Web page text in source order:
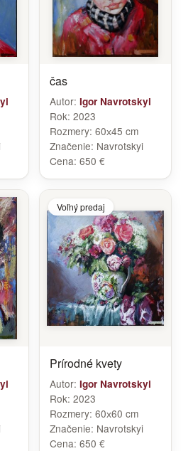
čas
Autor: Igor Navrotskyi
Rok: 2023
Rozmery: 60х45 cm
Značenie: Navrotskyi
Cena: 650 €
Voľný predaj
Prírodné kvety
Autor: Igor Navrotskyi
Rok: 2023
Rozmery: 60х60 cm
Značenie: Navrotskyi
Cena: 650 €